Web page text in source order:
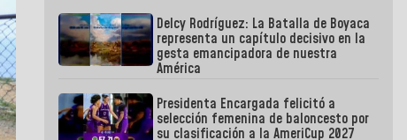
Delcy Rodríguez: La Batalla de Boyaca
representa un capítulo decisivo en la
gesta emancipadora de nuestra
América
Presidenta Encargada felicitó a
selección femenina de baloncesto por
su clasificación a la AmeriCup 2027